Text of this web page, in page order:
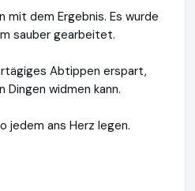
mit dem Ergebnis. Es wurde
sauber gearbeitet.
Abtippen erspart,
Dingen widmen kann.
jedem ans Herz legen.